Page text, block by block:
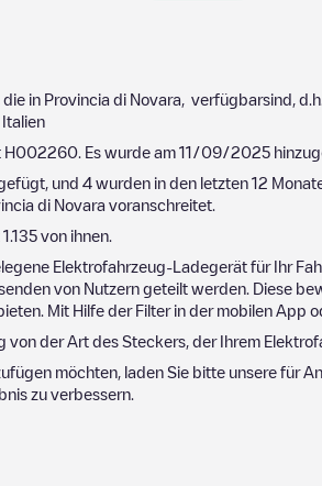
die in Provincia di Novara , verfügbarsind,
Italien
H002260 . Es wurde am 11/09/2025
und 4 wurden in den letzten 12
di Novara voranschreitet.
1.135 von ihnen.
Elektrofahrzeug-Ladegerät für Ihr
von Nutzern geteilt werden. Diese
Mit Hilfe der Filter in der mobilen App
von der Art des Steckers, der Ihrem
möchten, laden Sie bitte unsere für
zu verbessern.